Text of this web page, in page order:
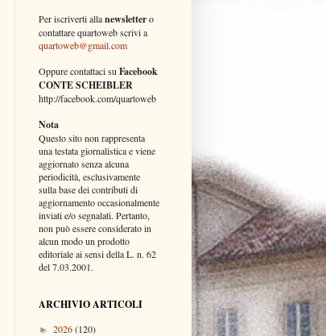
Per iscriverti allanewslettero
contattare quartoweb scrivi a
quartoweb@gmail.com
Oppure contattaci su Facebook
CONTE SCHEIBLER
http://facebook.com/quartoweb
Nota
Questo sito non rappresenta
una testata giornalistica e viene
aggiornato senza alcuna
periodicità, esclusivamente
sulla base dei contributi di
aggiornamento occasionalmente
inviati e/o segnalati. Pertanto,
non può essere considerato in
alcun modo un prodotto
editoriale ai sensi della L. n. 62
del 7.03.2001.
ARCHIVIO ARTICOLI
► 2026(120)